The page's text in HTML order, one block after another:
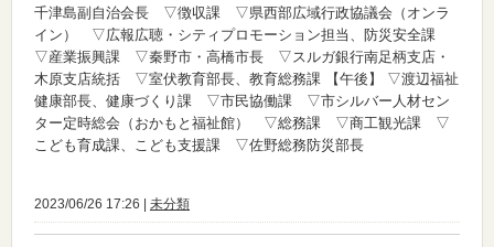
千津島副自治会長 ▽徴収課 ▽県西部広域行政協議会（オンラ
イン） ▽広報広聴・シティプロモーション担当、防災安全課
▽産業振興課 ▽秦野市・高橋市長 ▽スルガ銀行南足柄支店・
木原支店統括 ▽室伏教育部長、教育総務課 【午後】
▽渡辺福祉
健康部長、健康づくり課 ▽市民協働課 ▽市シルバー人材セン
ター定時総会（おかもと福祉館） ▽総務課 ▽商工観光課 ▽
こども育成課、こども支援課 ▽佐野総務防災部長
2023/06/26 17:26 | 未分類